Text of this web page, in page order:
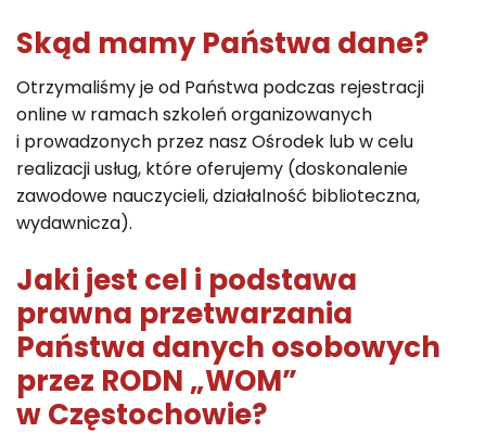
Skąd mamy Państwa dane?
Otrzymaliśmy je od Państwa podczas rejestracji
online w ramach szkoleń organizowanych
i prowadzonych przez nasz Ośrodek lub w celu
realizacji usług, które oferujemy (doskonalenie
zawodowe nauczycieli, działalność biblioteczna,
wydawnicza).
Jaki jest cel i podstawa
prawna przetwarzania
Państwa danych osobowych
przez RODN „WOM”
w Częstochowie?